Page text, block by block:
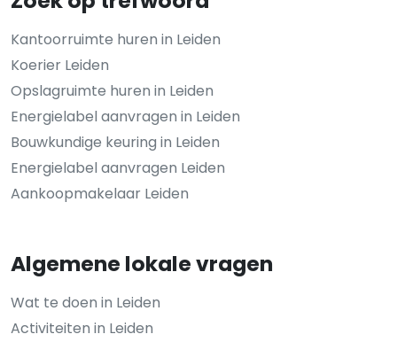
Kantoorruimte huren in Leiden
Koerier Leiden
Opslagruimte huren in Leiden
Energielabel aanvragen in Leiden
Bouwkundige keuring in Leiden
Energielabel aanvragen Leiden
Aankoopmakelaar Leiden
Algemene lokale vragen
Wat te doen in Leiden
Activiteiten in Leiden